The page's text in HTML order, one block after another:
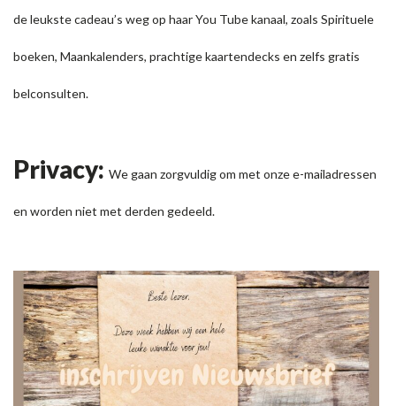
de leukste cadeau’s weg op haar You Tube kanaal, zoals Spirituele
boeken, Maankalenders, prachtige kaartendecks en zelfs gratis
belconsulten.
Privacy: We gaan zorgvuldig om met onze e-mailadressen
en worden niet met derden gedeeld.